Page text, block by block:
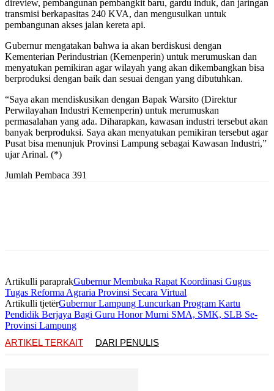
direview, pembangunan pembangkit baru, gardu induk, dan jaringan
transmisi berkapasitas 240 KVA, dan mengusulkan untuk
pembangunan akses jalan kereta api.
Gubernur mengatakan bahwa ia akan berdiskusi dengan
Kementerian Perindustrian (Kemenperin) untuk merumuskan dan
menyatukan pemikiran agar wilayah yang akan dikembangkan bisa
berproduksi dengan baik dan sesuai dengan yang dibutuhkan.
“Saya akan mendiskusikan dengan Bapak Warsito (Direktur
Perwilayahan Industri Kemenperin) untuk merumuskan
permasalahan yang ada. Diharapkan, kawasan industri tersebut akan
banyak berproduksi. Saya akan menyatukan pemikiran tersebut agar
Pusat bisa menunjuk Provinsi Lampung sebagai Kawasan Industri,”
ujar Arinal. (*)
Jumlah Pembaca 391
Artikulli paraprakGubernur Membuka Rapat Koordinasi Gugus
Tugas Reforma Agraria Provinsi Secara Virtual
Artikulli tjetërGubernur Lampung Luncurkan Program Kartu
Pendidik Berjaya Bagi Guru Honor Murni SMA, SMK, SLB Se-
Provinsi Lampung
ARTIKEL TERKAIT
DARI PENULIS